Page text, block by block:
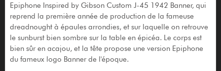
Epiphone Inspired by Gibson Custom J-45 1942 Banner, qui
reprend la première année de production de la fameuse
dreadnought à épaules arrondies, et sur laquelle on retrouve
le sunburst bien sombre sur la table en épicéa. Le corps est
bien sûr en acajou, et la tête propose une version Epiphone
du fameux logo Banner de l'époque.